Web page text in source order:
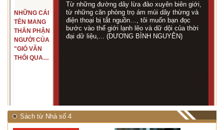
NHỮNG CÁI
TÊN MANG
THÂN PHẬN
NGƯỜI CỦA
"GIÓ VẪN
THỔI QUA
Từ những đường dây lừa đảo xuyên biên giới,
từ những căn phòng trọ ám mùi dây thừng và
điện thoại bị tắt nguồn…, tôi muốn bạn đọc
bước vào thế giới lạnh lẽo và dữ dội của thời
đại dữ liệu,... (DƯƠNG BÌNH NGUYÊN)
Sách từ Nhà số 4